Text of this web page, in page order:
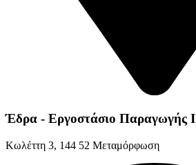
Έδρα - Εργοστάσιο Παραγωγής Ι
Kωλέττη 3, 144 52 Μεταμόρφωση